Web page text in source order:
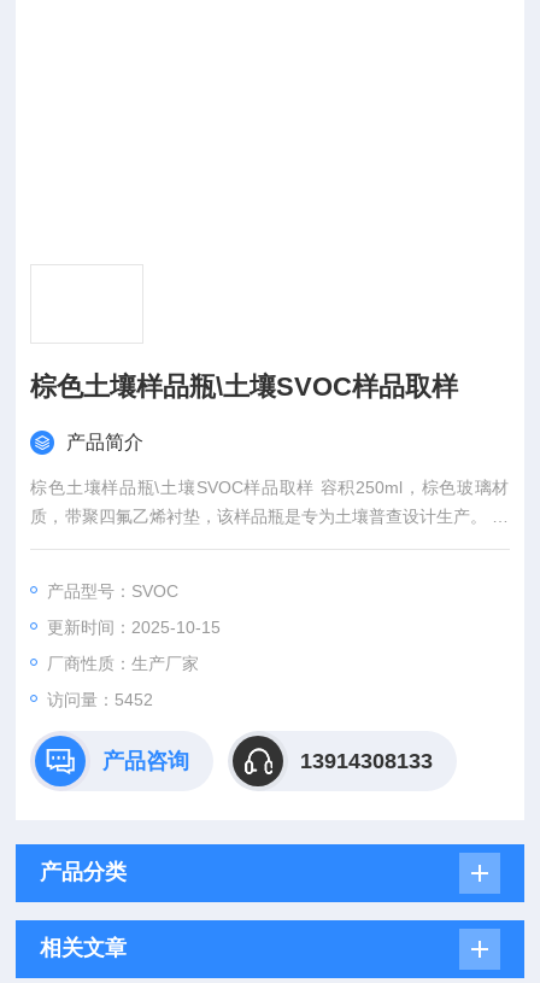
棕色土壤样品瓶\土壤SVOC样品取样
产品简介
棕色土壤样品瓶\土壤SVOC样品取样 容积250ml，棕色玻璃材
质，带聚四氟乙烯衬垫，该样品瓶是专为土壤普查设计生产。 棕
色玻璃材质。螺口密封瓶盖带有聚四氟乙烯衬垫。 测挥发性有机
产品型号：SVOC
更新时间：2025-10-15
厂商性质：生产厂家
访问量：5452
产品咨询 13914308133
产品分类
相关文章